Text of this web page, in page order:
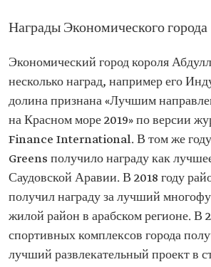
Награды Экономического города
Экономический город короля
несколько наград, например его
долина признана «Лучшим
на Красном море 2019» по версии
Finance International. В том же
Greens получило награду как
Саудовской Аравии. В 2018 году
получил награду за лучший
жилой район в арабском регионе. В
спортивных комплексов города
лучший развлекательный проект в